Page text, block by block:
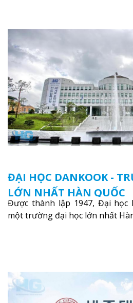
ĐẠI HỌC DANKOOK -
LỚN NHẤT HÀN QUỐC
Được thành lập 1947, Đại học
một trường đại học lớn nhất